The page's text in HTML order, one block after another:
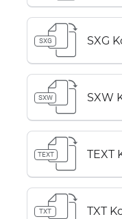
SXG SXG
SXW SXW
TEXT TEXT
TXT TXT